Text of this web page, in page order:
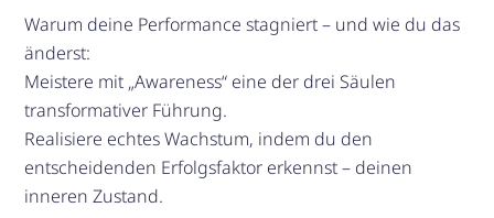
Warum deine Performance stagniert – und wie du das
änderst:
Meistere mit „Awareness“ eine der drei Säulen
transformativer Führung.
Realisiere echtes Wachstum, indem du den
entscheidenden Erfolgsfaktor erkennst – deinen
inneren Zustand.